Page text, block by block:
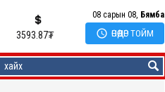
3593.87₮
08 сарын 08, Бямба
 ӨНӨӨДӨР ТОЙМ